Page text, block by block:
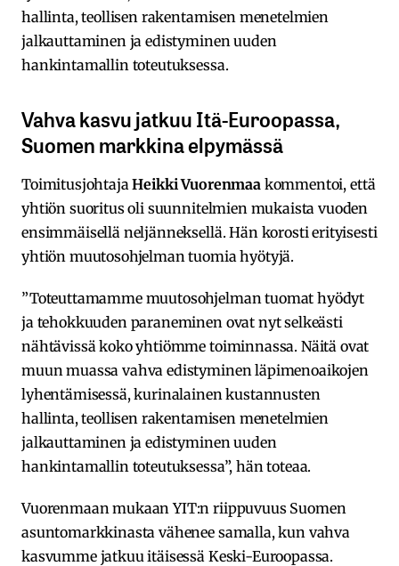
hallinta, teollisen rakentamisen menetelmien
jalkauttaminen ja edistyminen uuden
hankintamallin toteutuksessa.
Vahva kasvu jatkuu Itä-Euroopassa,
Suomen markkina elpymässä
ToimitusjohtajaHeikki Vuorenmaa kommentoi, että
yhtiön suoritus oli suunnitelmien mukaista vuoden
ensimmäisellä neljänneksellä. Hän korosti erityisesti
yhtiön muutosohjelman tuomia hyötyjä.
”Toteuttamamme muutosohjelman tuomat hyödyt
ja tehokkuuden paraneminen ovat nyt selkeästi
nähtävissä koko yhtiömme toiminnassa. Näitä ovat
muun muassa vahva edistyminen läpimenoaikojen
lyhentämisessä, kurinalainen kustannusten
hallinta, teollisen rakentamisen menetelmien
jalkauttaminen ja edistyminen uuden
hankintamallin toteutuksessa”, hän toteaa.
Vuorenmaan mukaan YIT:n riippuvuus Suomen
asuntomarkkinasta vähenee samalla, kun vahva
kasvumme jatkuu itäisessä Keski-Euroopassa.